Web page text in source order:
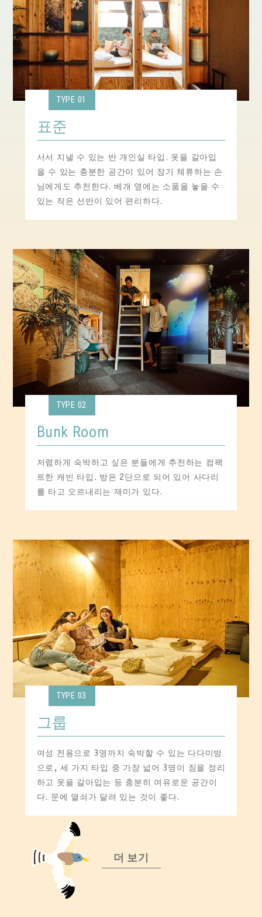
TYPE 01
표준
서서 지낼 수 있는 반 개인실 타입. 옷을 갈아입
을 수 있는 충분한 공간이 있어 장기 체류하는 손
님에게도 추천한다. 베개 옆에는 소품을 놓을 수
있는 작은 선반이 있어 편리하다.
TYPE 02
Bunk Room
저렴하게 숙박하고 싶은 분들에게 추천하는 컴팩
트한 캐빈 타입. 방은 2단으로 되어 있어 사다리
를 타고 오르내리는 재미가 있다.
TYPE 03
그룹
여성 전용으로 3명까지 숙박할 수 있는 다다미방
으로, 세 가지 타입 중 가장 넓어 3명이 짐을 정리
하고 옷을 갈아입는 등 충분히 여유로운 공간이
다. 문에 열쇠가 달려 있는 것이 좋다.
더 보기